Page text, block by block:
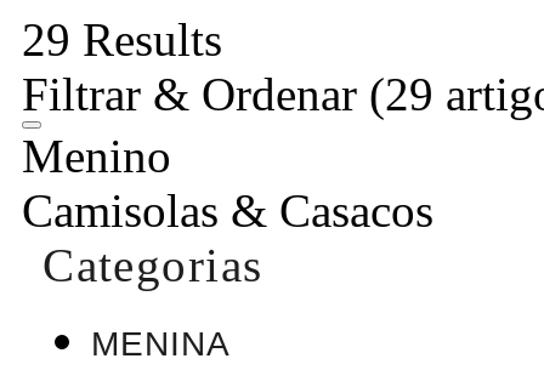
29 Results
Filtrar & Ordenar (29
Menino
Camisolas & Casacos
Categorias
MENINA